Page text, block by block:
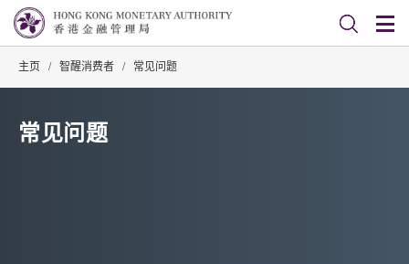
主页 / 智醒消费者 / 常见问题
常见问题